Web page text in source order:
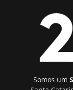
Somos um